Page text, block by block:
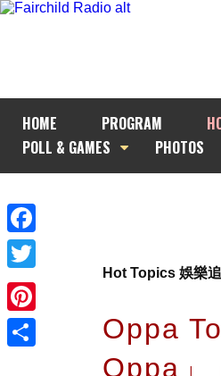
HOME PROGRAM
POLL & GAMES
PHOTOS
Facebook
Twitter
Pinterest
Hot Topics 娛樂
Oppa
Oppa」